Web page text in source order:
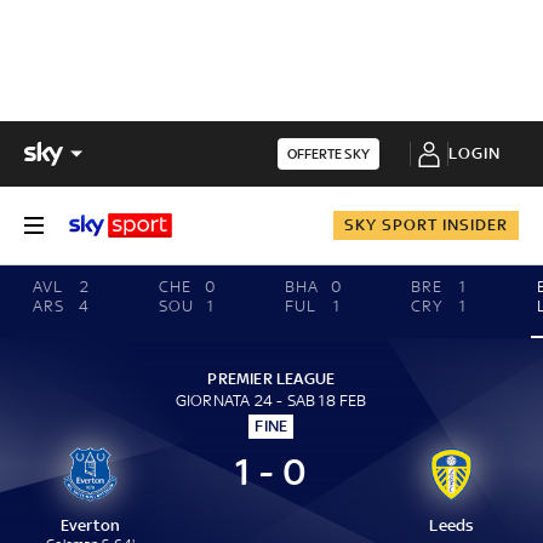
OFFERTE SKY LOGIN
SKY SPORT INSIDER
AVL
2
ARS
4
CHE
0
SOU
1
BHA
0
FUL
1
BRE
1
CRY
1
PREMIER LEAGUE
GIORNATA 24 - SAB 18 FEB
FINE
Everton
1 - 0
Leeds